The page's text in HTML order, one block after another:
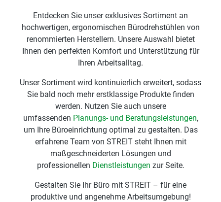
Entdecken Sie unser exklusives Sortiment an
hochwertigen, ergonomischen Bürodrehstühlen von
renommierten Herstellern. Unsere Auswahl bietet
Ihnen den perfekten Komfort und Unterstützung für
Ihren Arbeitsalltag.
Unser Sortiment wird kontinuierlich erweitert, sodass
Sie bald noch mehr erstklassige Produkte finden
werden. Nutzen Sie auch unsere
umfassenden Planungs- und Beratungsleistungen,
um Ihre Büroeinrichtung optimal zu gestalten. Das
erfahrene Team von STREIT steht Ihnen mit
maßgeschneiderten Lösungen und
professionellen Dienstleistungen zur Seite.
Gestalten Sie Ihr Büro mit STREIT – für eine
produktive und angenehme Arbeitsumgebung!